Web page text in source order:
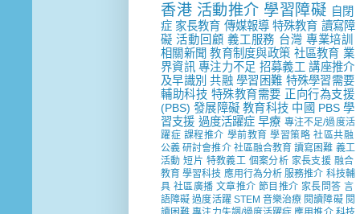
香港 活動推介 學習障礙 自閉
症 家長教育 傳媒報導 特殊教育 讀寫障
礙 活動回顧 義工服務 台灣 專業培訓
相關新聞 教育制度與政策 社區教育 業
界資訊 專注力不足 招募義工 講座推介
及早識別 共融 學習困難 特殊學習需要
輔助科技 特殊教育需要 正向行為支援
(PBS) 發展障礙 教育科技 中國 PBS 學
習支援 過度活躍症 早療 專注不足/過度活
躍症 課程推介 學前教育 學習策略 社區共融
公義 研討會推介 社區融合教育 讀寫困難 義工
活動 短片 特教義工 個案分析 家長支援 融合
教育 學習科技 應用行為分析 服務推介 科技輔
具 社區廣播 文章推介 節目推介 家長問答 言
語障礙 過度活躍 STEM 音樂治療 閱讀障礙 閱